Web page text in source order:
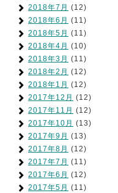
2018年7月 (12)
2018年6月 (11)
2018年5月 (11)
2018年4月 (10)
2018年3月 (11)
2018年2月 (12)
2018年1月 (12)
2017年12月 (12)
2017年11月 (12)
2017年10月 (13)
2017年9月 (13)
2017年8月 (12)
2017年7月 (11)
2017年6月 (12)
2017年5月 (11)